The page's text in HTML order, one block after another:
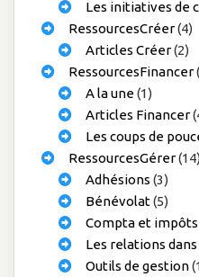
Les initiatives de
RessourcesCréer(4)
Articles Créer(2)
RessourcesFinancer
A la une(1)
Articles Financer
Les coups de
RessourcesGérer
Adhésions (3)
Bénévolat(5)
Compta et impôts
Les relations
Outils de gestion